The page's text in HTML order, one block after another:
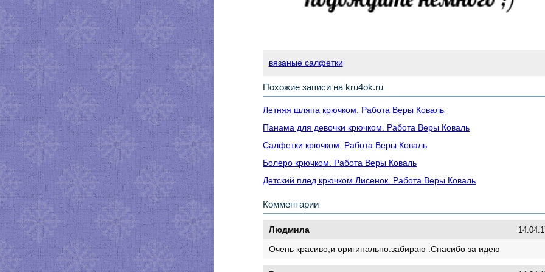
вязаные салфетки
Похожие записи на kru4ok.ru
Летняя шляпа крючком. Работа Веры Коваль
Панама для девочки крючком. Работа Веры Коваль
Салфетки крючком. Работа Веры Коваль
Болеро крючком. Работа Веры Коваль
Детский плед крючком Лисенок. Работа Веры Коваль
Комментарии
Людмила
Очень красиво,и оригинально.забираю .Спасибо за идею